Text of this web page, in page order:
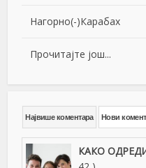
Нагорно(-)Карабах
Прочитајте још...
Највише коментара Нови
КАКО